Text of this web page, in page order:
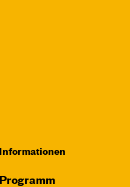
Informationen
Programm